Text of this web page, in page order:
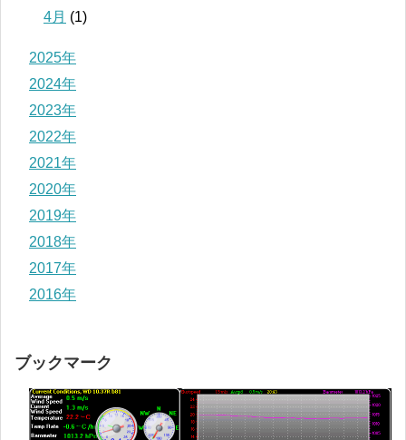
4月 (1)
2025年
2024年
2023年
2022年
2021年
2020年
2019年
2018年
2017年
2016年
ブックマーク